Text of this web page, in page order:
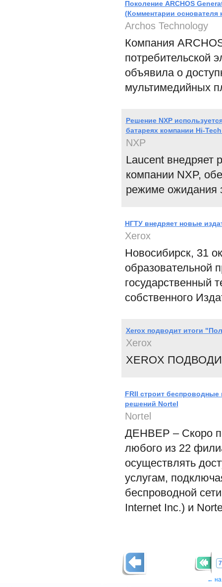
Поколение ARCHOS
(Комментарии основателя
Archos Technology
Компания
потребительской
объявила о
мультимедийных
Решение NXP
батареях компании Hi-
NXP
Laucent внедряет
компании NXP,
режиме ожидания
НГТУ внедряет новые
Xerox
Новосибирск, 31
образовательной
государственный
собственного
Xerox подводит итоги
Xerox
XEROX
FRII строит
решений Nortel
Nortel
ДЕНВЕР – Скоро
любого из 22
осуществлять
услугам,
беспроводной
Internet Inc.) и
← на